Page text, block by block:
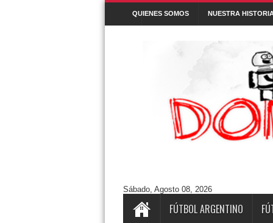
QUIENES SOMOS NUESTRA
Cuentos/ Frases y más
#ELPROGRAMADEFANTINO
Aguántanos en Twitter
Tweets by DonPatadon
Sábado, Agosto 08, 2026
FÚTBOL ARGENTINO